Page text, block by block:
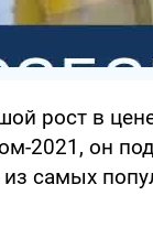
рост в
2021, он
самых